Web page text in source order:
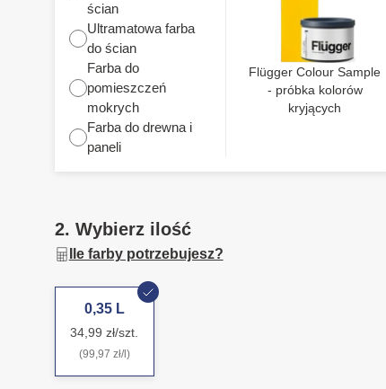
ścian
Ultramatowa farba
do ścian
Farba do
pomieszczeń
mokrych
Farba do drewna i
paneli
Flügger Colour Sample
- próbka kolorów
kryjących
2. Wybierz ilość
Ile farby potrzebujesz?
0,35 L
34,99 zł/szt.
(99,97 zł/l)